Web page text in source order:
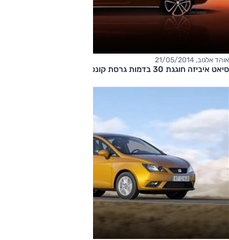
אוהד אלגוב, 21/05/2014
סיאט איביזה חוגגת 30 בדמות גרסת קונספט פתוחה